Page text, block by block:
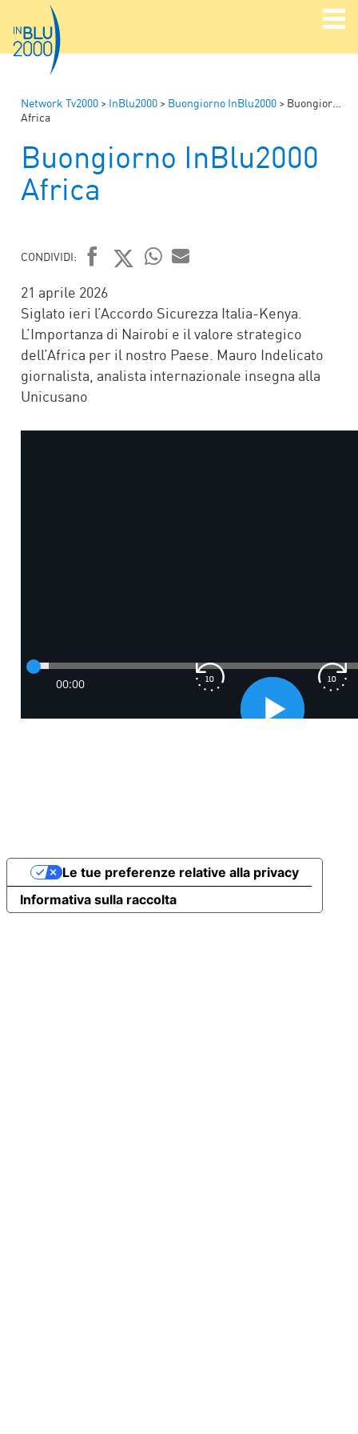
Network Tv2000 > InBlu2000 > Buongiorno InBlu2000 > Buongiorno InBlu2000
Africa
Buongiorno InBlu2000
Africa
CONDIVIDI:
FACEBOOK
TWITTER
21 aprile 2026
Siglato ieri l’Accordo Sicurezza Italia-Kenya.
L’Importanza di Nairobi e il valore strategico
dell’Africa per il nostro Paese. Mauro Indelicato
giornalista, analista internazionale insegna alla
Unicusano
Informativa sulla raccolta
Le tue preferenze relative alla privacy